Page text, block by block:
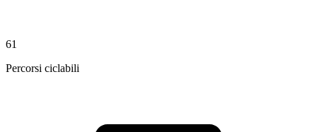
61
Percorsi ciclabili